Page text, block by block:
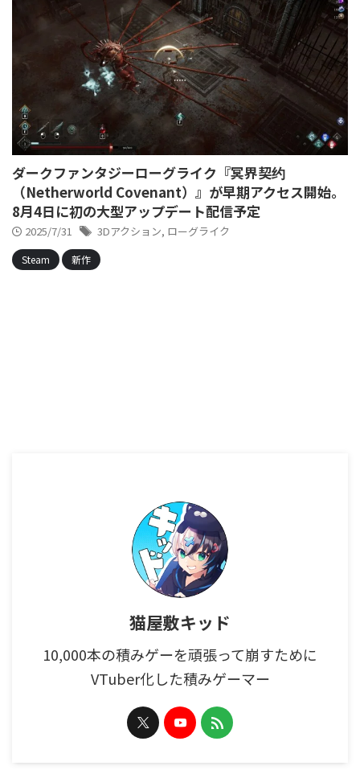
ダークファンタジーローグライク『冥界契约
（Netherworld Covenant）』が早期アクセス開始。
8月4日に初の大型アップデート配信予定
2025/7/31 3Dアクション, ローグライク
Steam 新作
猫屋敷キッド
10,000本の積みゲーを頑張って崩すために
VTuber化した積みゲーマー